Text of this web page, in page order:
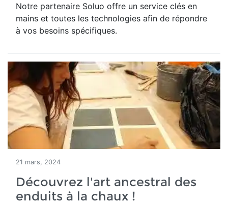
Notre partenaire Soluo offre un service clés en
mains et toutes les technologies afin de répondre
à vos besoins spécifiques.
21 mars, 2024
Découvrez l'art ancestral des
enduits à la chaux !